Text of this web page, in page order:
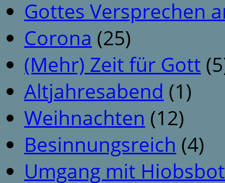
Gottes Versprechen
Corona (25)
(Mehr) Zeit für Gott
Altjahresabend (1)
Weihnachten (12)
Besinnungsreich (4)
Umgang mit